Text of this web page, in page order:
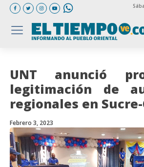
UNT anunció
legitimación de
regionales en
Febrero 3, 2023